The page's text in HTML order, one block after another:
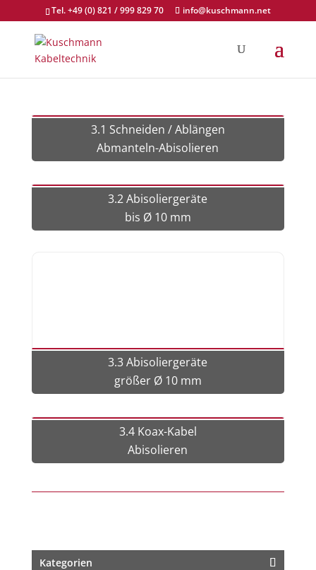
Tel. +49 (0) 821 / 999 829 70 info@kuschmann.net
3.1 Schneiden / Ablängen
Abmanteln-Abisolieren
3.2 Abisoliergeräte
bis Ø 10 mm
3.3 Abisoliergeräte
größer Ø 10 mm
3.4 Koax-Kabel
Abisolieren
Kategorien